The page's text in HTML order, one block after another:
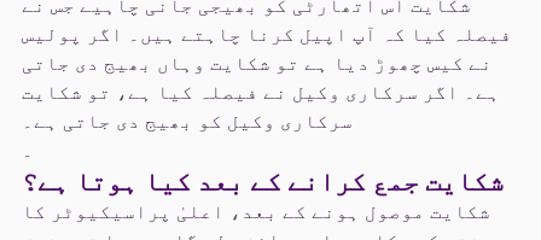
شکایت اس اتھارٹی کو بھیجی جانی چاہیے جس نے
فیصلہ کیا کہ آپ اپیل کرنا چاہتے ہیں۔ اگر پولیس
نے کیس چھوڑ دیا ہے تو شکایت وہاں بھیج دی جاتی
ہے۔ اگر سرکاری وکیل نے فیصلہ کیا ہے، تو شکایت
سرکاری وکیل کو بھیج دی جاتی ہے۔
۔
شکایت جمع کرانے کے بعد کیا ہوتا ہے؟
شکایت موصول ہونے کے بعد، اعلیٰ پراسیکیوٹر کا